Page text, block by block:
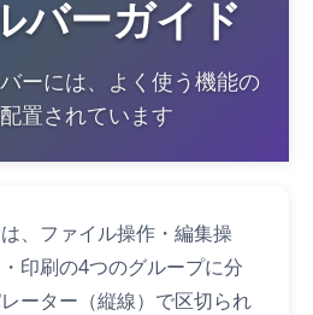
バーガイド
ーには、よく使う機能の
置されています
、ファイル操作・編集操
印刷の4つのグループに分
ーター（縦線）で区切られ